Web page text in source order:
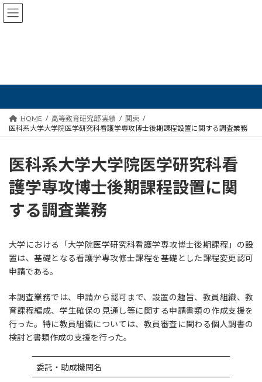
コ
ン
キ
プ
ナ
ビ
に
動
HOME 高等教育研究部 実績
関東
医科系大学大学院医学研究科看護学専攻博士後期課程設置に関する調査業務
医科系大学大学院医学研究科看
護学専攻博士後期課程設置に関
する調査業務
大学における「大学院医学研究科看護学専攻博士後期課程」の設
置は、基礎となる看護学専攻修士課程を基礎とした課程変更認可
申請である。
本調査業務では、申請から認可まで、設置の趣旨、教員組織、教
育課程編成、学生確保の見通し等に関する申請書類の作成支援を
行った。特に教員組織については、教員審査に関わる個人調書の
検討と書類作成の支援を行った。
委託・助成機関名